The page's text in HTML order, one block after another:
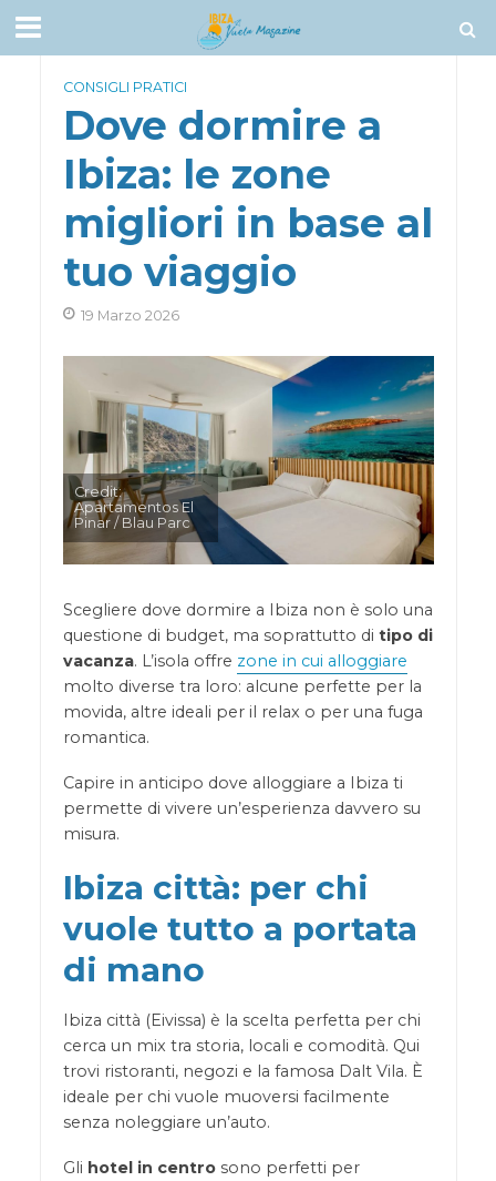
CONSIGLI PRATICI
Dove dormire a
Ibiza: le zone
migliori in base al
tuo viaggio
19 Marzo 2026
Credit:
Apartamentos El
Pinar / Blau Parc
Scegliere dove dormire a Ibiza non è solo una
questione di budget, ma soprattutto di tipo di
vacanza. L’isola offre zone in cui alloggiare
molto diverse tra loro: alcune perfette per la
movida, altre ideali per il relax o per una fuga
romantica.
Capire in anticipo dove alloggiare a Ibiza ti
permette di vivere un’esperienza davvero su
misura.
Ibiza città: per chi
vuole tutto a portata
di mano
Ibiza città (Eivissa) è la scelta perfetta per chi
cerca un mix tra storia, locali e comodità. Qui
trovi ristoranti, negozi e la famosa Dalt Vila. È
ideale per chi vuole muoversi facilmente
senza noleggiare un’auto.
Gli hotel in centrosono perfetti per